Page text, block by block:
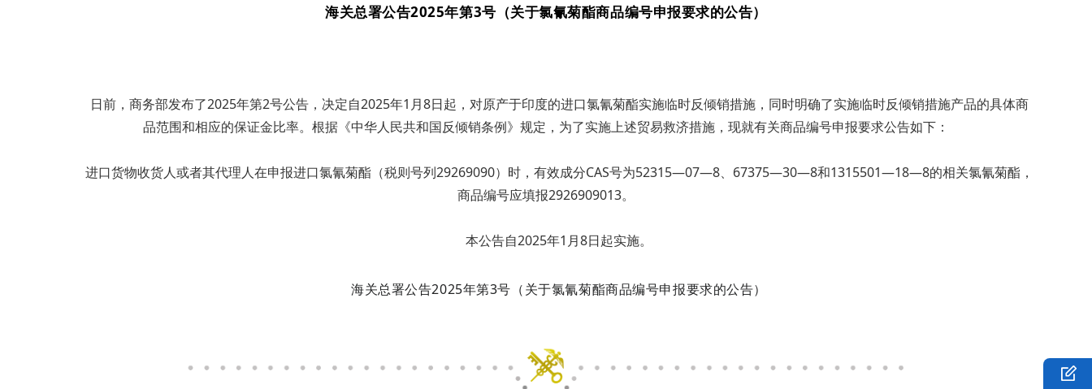
海关总署公告2025年第3号（关于氯氰菊酯商品编号申报要求的公告）
日前，商务部发布了2025年第2号公告，决定自2025年1月8日起，对原产于印度的进口氯氰菊酯实施临时反倾销措施，同时明确了实施临时反倾销措施产品的具体商
品范围和相应的保证金比率。根据《中华人民共和国反倾销条例》规定，为了实施上述贸易救济措施，现就有关商品编号申报要求公告如下：
进口货物收货人或者其代理人在申报进口氯氰菊酯（税则号列29269090）时，有效成分CAS号为52315—07—8、67375—30—8和1315501—18—8的相关氯氰菊酯，
商品编号应填报2926909013。
本公告自2025年1月8日起实施。
海关总署公告2025年第3号（关于氯氰菊酯商品编号申报要求的公告）